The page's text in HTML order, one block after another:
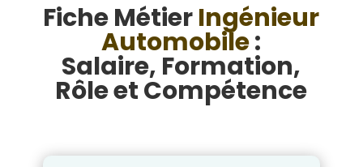
Fiche MétierIngénieur
Automobile:
Salaire, Formation,
Rôle et Compétence